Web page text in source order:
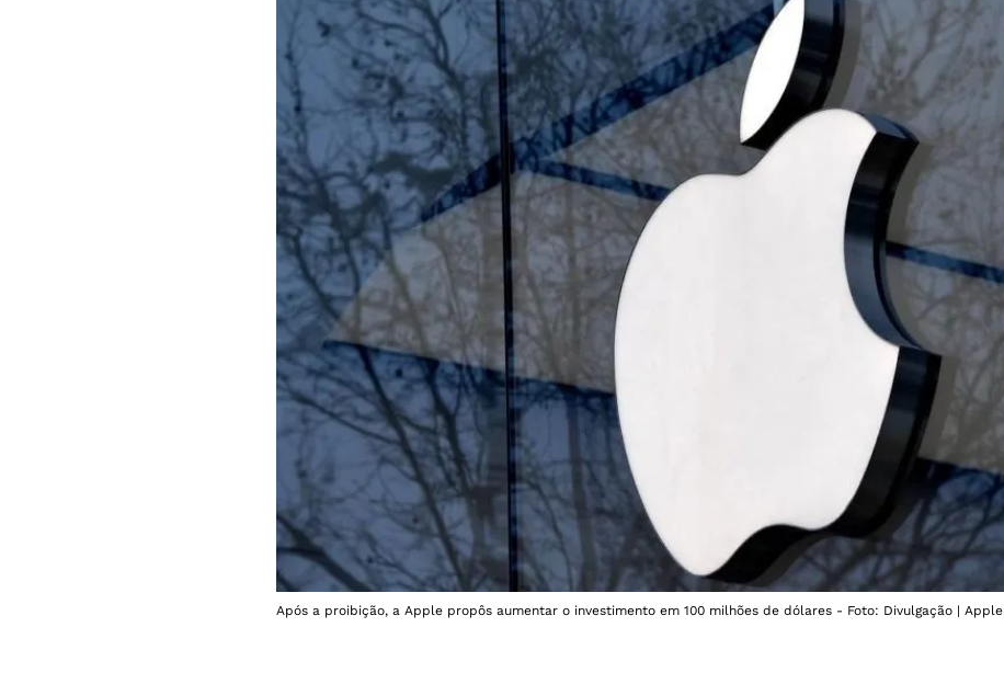
Após a proibição, a Apple propôs aumentar o investimento em 100 milhões de dólares - Foto: Divulgação | Apple